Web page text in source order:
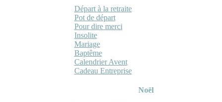
Départ à la retraite
Pot de départ
Pour dire merci
Insolite
Mariage
Baptême
Calendrier Avent
Cadeau Entreprise
Noël